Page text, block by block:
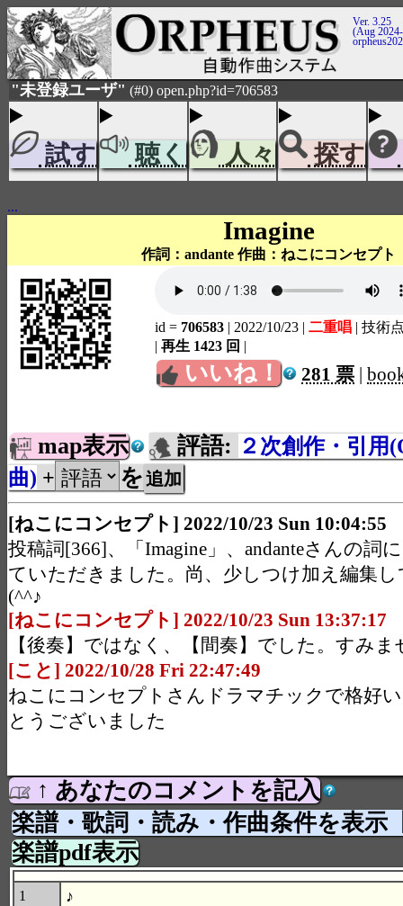
Ver. 3.25
(Aug
"未登録ユーザ" (#0) open.php?id=706583
試す 聴く 人々 探す
...
Imagine
作詞：andante 作曲：ねこにコンセプト
id = 706583 | 2022/10/23 | 二重唱 | 技術
| 再生 1423 回 |
いいね！ 281 票
map表示 評語: ２次創作・引用
曲) + を
[ねこにコンセプト] 2022/10/23 Sun 10:04:55
投稿詞[366]、「Imagine」、andanteさんの詞
ていただきました。尚、少しつけ加え編集
(^^♪
[ねこにコンセプト] 2022/10/23 Sun 13:37:17
【後奏】ではなく、【間奏】でした。すみま
[こと] 2022/10/28 Fri 22:47:49
ねこにコンセプトさんドラマチックで格好
とうございました
↑ あなたのコメントを記入
楽譜・歌詞・読み・作曲条件を表示
楽譜pdf表示
1 ♪